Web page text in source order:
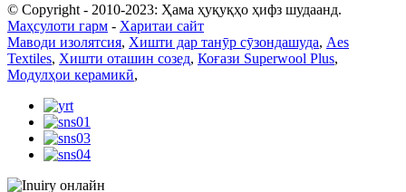
© Copyright - 2010-2023: Ҳама ҳуқуқҳо ҳифз шудаанд.
Маҳсулоти гарм - Харитаи сайт
Маводи изолятсия, Хишти дар танӯр сӯзондашуда, Aes
Textiles, Хишти оташин созед, Коғази Superwool Plus,
Модулҳои керамикӣ,